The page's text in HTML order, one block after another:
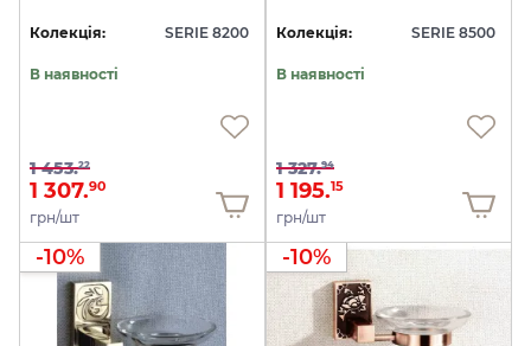
Колекція: SERIE 8200
В наявності
1 453.22
1 307.90
грн/шт
Колекція: SERIE 8500
В наявності
1 327.94
1 195.15
грн/шт
-10% -10%